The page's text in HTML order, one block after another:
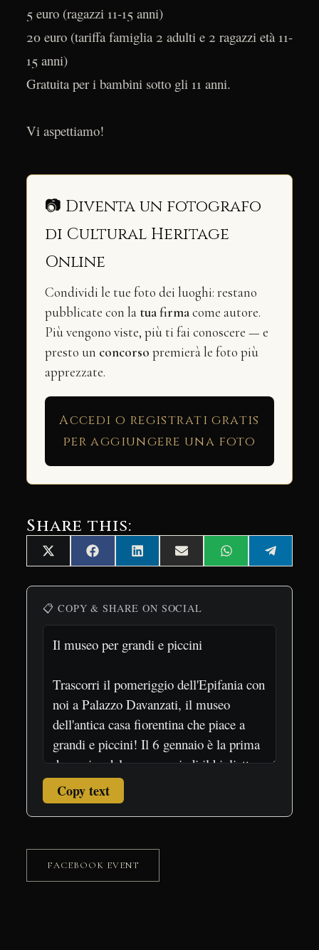
5 euro (ragazzi 11-15 anni)
20 euro (tariffa famiglia 2 adulti e 2 ragazzi età 11-
15 anni)
Gratuita per i bambini sotto gli 11 anni.
Vi aspettiamo!
📷 Diventa un fotografo
di Cultural Heritage
Online
Condividi le tue foto dei luoghi: restano
pubblicate con la tua firmacome autore.
Più vengono viste, più ti fai conoscere — e
presto un concorso premierà le foto più
apprezzate.
Accedi o registrati gratis
per aggiungere una foto
Share this:
Share
on
X
(Twitter)
Share
on
FacebookShare
on
LinkedInShare
on
Email Share
on
WhatsAppShare
on
📋 COPY & SHARE ON SOCIAL
Copy text
FACEBOOK EVENT